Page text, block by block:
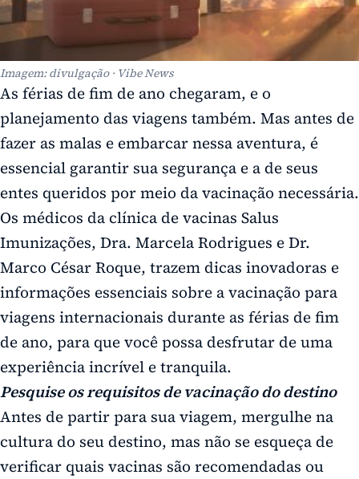
Imagem: divulgação · Vibe News
As férias de fim de ano chegaram, e o
planejamento das viagens também. Mas antes de
fazer as malas e embarcar nessa aventura, é
essencial garantir sua segurança e a de seus
entes queridos por meio da vacinação necessária.
Os médicos da clínica de vacinas Salus
Imunizações, Dra. Marcela Rodrigues e Dr.
Marco César Roque, trazem dicas inovadoras e
informações essenciais sobre a vacinação para
viagens internacionais durante as férias de fim
de ano, para que você possa desfrutar de uma
experiência incrível e tranquila.
Pesquise os requisitos de vacinação do destino
Antes de partir para sua viagem, mergulhe na
cultura do seu destino, mas não se esqueça de
verificar quais vacinas são recomendadas ou